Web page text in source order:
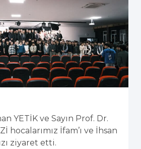
YETİK ve Sayın Prof. Dr.
hocalarımız İfam’ı ve İhsan
ziyaret etti.